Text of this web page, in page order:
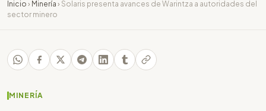
Inicio › Minería › Solaris presenta avances de Warintza a autoridades del
sector minero
MINERÍA
Chevron Ecuador